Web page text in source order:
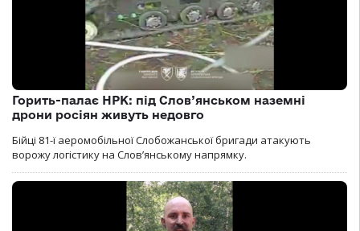
Горить-палає НРК: під Слов’янськом наземні
дрони росіян живуть недовго
Бійці 81-ї аеромобільної Слобожанської бригади атакують
ворожу логістику на Словʼянському напрямку.